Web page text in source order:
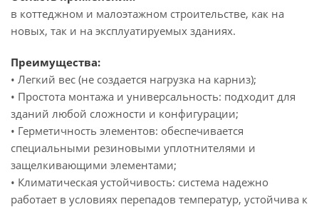
в коттеджном и малоэтажном строительстве, как на
новых, так и на эксплуатируемых зданиях.
Преимущества:
• Легкий вес (не создается нагрузка на карниз);
• Простота монтажа и универсальность: подходит для
зданий любой сложности и конфигурации;
• Герметичность элементов: обеспечивается
специальными резиновыми уплотнителями и
защелкивающими элементами;
• Климатическая устойчивость: система надежно
работает в условиях перепадов температур, устойчива к